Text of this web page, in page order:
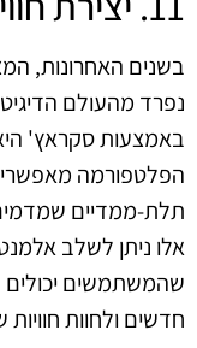
בשנים האחרונות,
נפרד מהעולם
באמצעות סקראץ'
הפלטפורמה
תלת-ממדיים
אלו ניתן לשלב
שהמשתמשים יכולים
חדשים ולחוות